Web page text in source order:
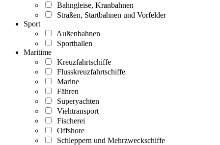
Bahngleise, Kranbahnen
Straßen, Startbahnen und Vorfelder
Sport
Außenbahnen
Sporthallen
Maritime
Kreuzfahrtschiffe
Flusskreuzfahrtschiffe
Marine
Fähren
Superyachten
Viehtransport
Fischerei
Offshore
Schleppern und Mehrzweckschiffe